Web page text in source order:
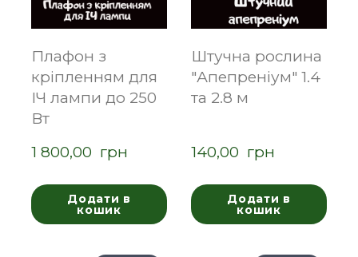
Плафон з
кріпленням для
ІЧ лампи до 250
Вт
1 800,00  грн
Додати в
кошик
Штучна рослина
"Апепреніум" 1.4
та 2.8 м
140,00  грн
Додати в
кошик